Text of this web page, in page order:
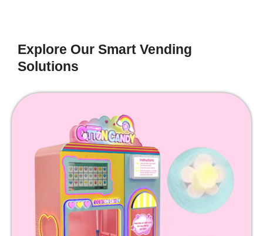
Explore Our Smart Vending
Solutions